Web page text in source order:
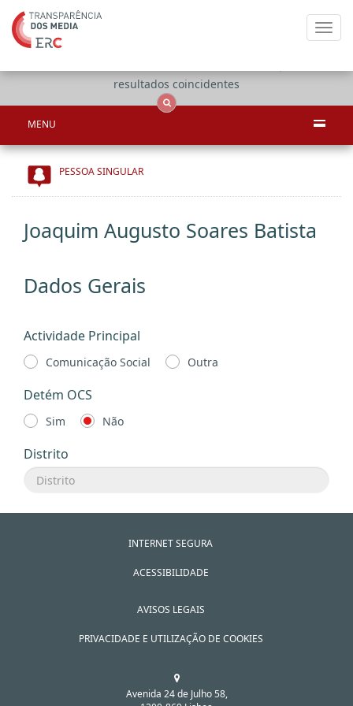
resultados coincidentes
MENU
PESSOA SINGULAR
Joaquim Augusto Soares Batista
Dados Gerais
Actividade Principal
Comunicação Social Outra
Detém OCS
Sim Não
Distrito
INTERNET SEGURA
ACESSIBILIDADE
AVISOS LEGAIS
PRIVACIDADE E UTILIZAÇÃO DE COOKIES
Avenida 24 de Julho 58,